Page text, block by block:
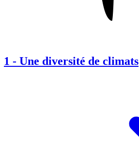
1 - Une diversité de climats